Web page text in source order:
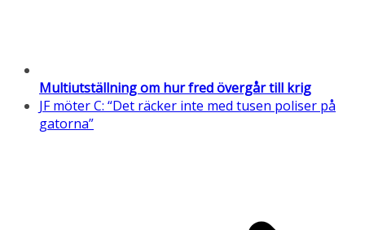
Multiutställning om hur fred övergår till krig
JF möter C: “Det räcker inte med tusen poliser på
gatorna”